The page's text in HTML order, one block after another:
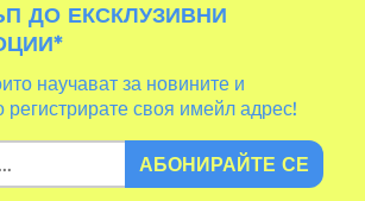
ДО ЕКСКЛУЗИВНИ
научават за новините и
регистрирате своя имейл адрес!
АБОНИРАЙТЕ СЕ